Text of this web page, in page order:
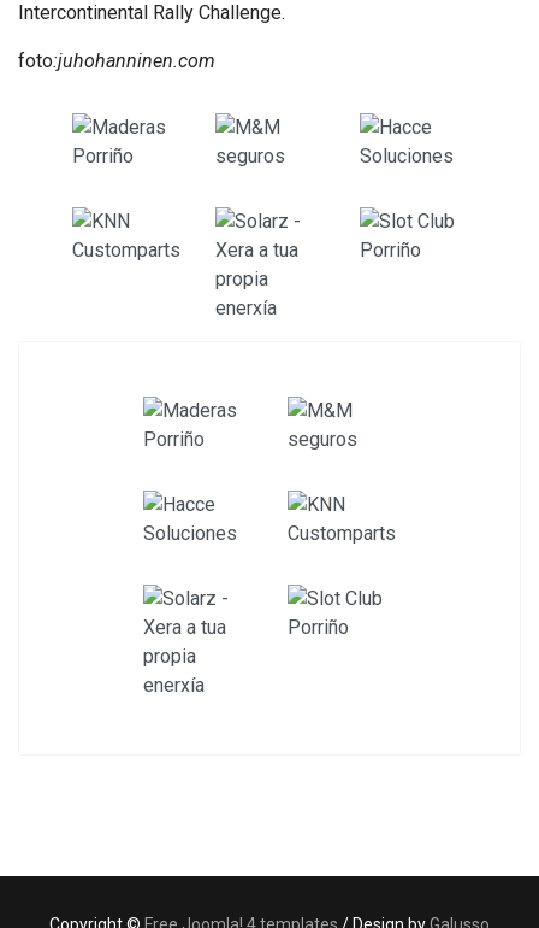
Intercontinental Rally Challenge.
foto:juhohanninen.com